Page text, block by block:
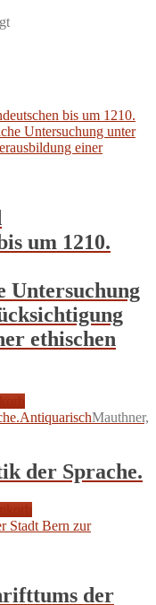
um 1210.
Untersuchung
ethischen
AntiquarischMauthner,
der Sprache.
der